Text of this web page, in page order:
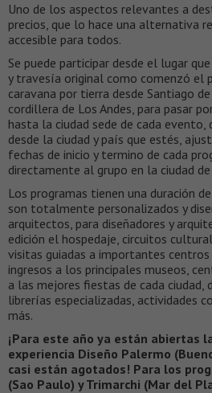
Uno de los aspectos relevantes a
precios, que lo hace una alternativa
accesible para todos.
Se puede participar desde el lugar
y travesía original como comenzó el
caravana por tierra desde Santiago
cordillera de Los Andes, para pasar
hasta la ciudad sede de cada evento,
desde la ciudad y país que estés,
fechas de inicio y termino de cada
directamente al grupo en la ciudad
Los programas tienen una duración
son totalmente personalizados y
arquitectos, para diseñadores y
edición el hospedaje, circuitos
visitas guiadas a importantes centros
ingresos a los principales museos,
a las mejores fiestas de cada ciudad,
librerías especializadas, actividades
más.
¡Para este año ya están abiertas
experiencia Diseño Palermo
casi están agotados! Para los
(Sao Paulo) y Trimarchi (Mar del